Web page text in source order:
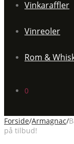
Vinkaraffler
Vinreoler
Rom &
0
Forside/Armagnac/
på tilbud!